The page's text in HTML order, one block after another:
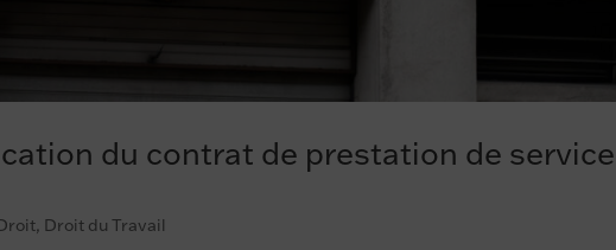
du contrat de prestation de service
, Droit du Travail